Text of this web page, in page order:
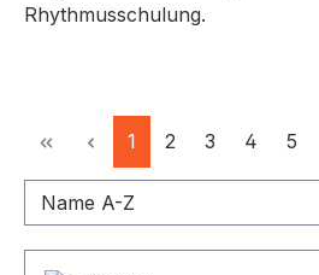
Rhythmusschulung.
Seite
1 Seite
2 Seite
3 Seite
4 Seite
5